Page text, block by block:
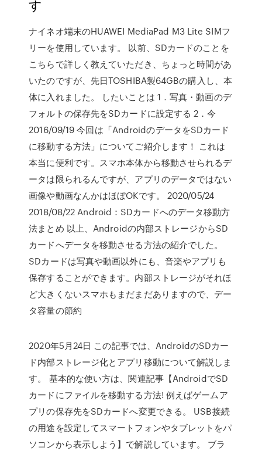
す
ナイネオ端末のHUAWEI MediaPad M3 Lite SIMフ
リーを使用しています。 以前、SDカードのことを
こちらで詳しく教えていただき、ちょっと時間があ
いたのですが、先日TOSHIBA製64GBの購入し、本
体に入れました。 したいことは 1．写真・動画のデ
フォルトの保存先をSDカードに設定する 2．今
2016/09/19 今回は「AndroidのデータをSDカード
に移動する方法」についてご紹介します！ これは
本当に便利です。スマホ本体から移動させられるデ
ータは限られるんですが、アプリのデータではない
画像や動画なんかはほぼOKです。 2020/05/24
2018/08/22 Android：SDカードへのデータ移動方
法まとめ 以上、Androidの内部ストレージからSD
カードへデータを移動させる方法の紹介でした。
SDカードは写真や動画以外にも、音楽やアプリも
保存することができます。内部ストレージがそれほ
ど大きくないスマホもまだまだありますので、デー
タ容量の節約
2020年5月24日 この記事では、AndroidのSDカー
ド内部ストレージ化とアプリ移動について解説しま
す。 基本的な使い方は、関連記事【AndroidでSD
カードにファイルを移動する方法! 例えばゲームア
プリの保存先をSDカードへ変更できる。 USB接続
の用途を設定してスマートフォンやタブレットをパ
ソコンから表示しよう】で解説しています。 ブラ